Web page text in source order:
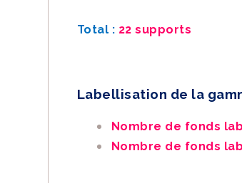
Total : 22 supports
Labellisation de la
Nombre de fonds
Nombre de fonds